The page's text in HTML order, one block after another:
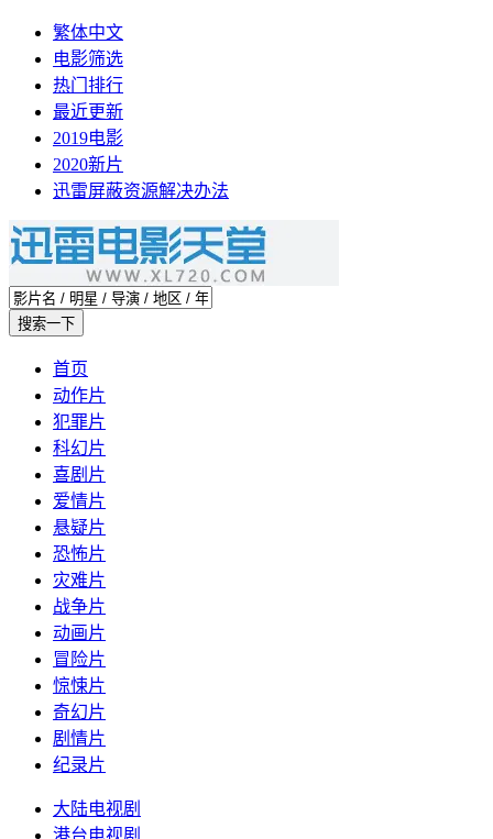
繁体中文
电影筛选
热门排行
最近更新
2019电影
2020新片
迅雷屏蔽资源解决办法
首页
动作片
犯罪片
科幻片
喜剧片
爱情片
悬疑片
恐怖片
灾难片
战争片
动画片
冒险片
惊悚片
奇幻片
剧情片
纪录片
大陆电视剧
港台电视剧